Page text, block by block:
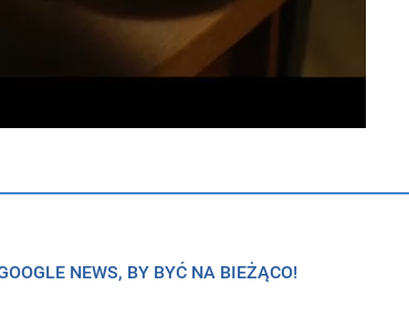
NEWS, BY BYĆ NA BIEŻĄCO!